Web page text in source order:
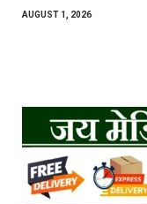
AUGUST 1, 2026